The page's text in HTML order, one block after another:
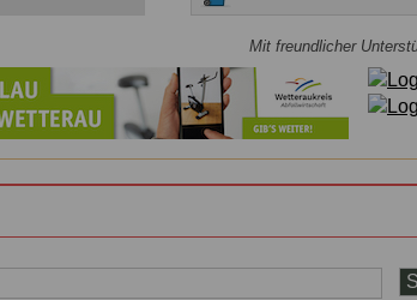
Mit freundlicher